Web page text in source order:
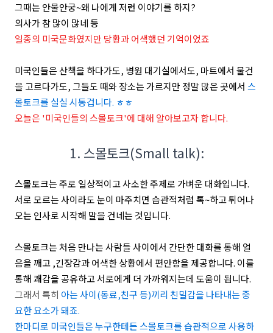
그때는 안물안궁~왜 나에게 저런 이야기를 하지?
의사가 참 많이 많네 등
일종의 미국문화였지만 당황과 어색했던 기억이었죠
미국인들은 산책을 하다가도, 병원 대기실에서도, 마트에서 물건
을 고르다가도, 그들도 때와 장소는 가르지만 정말 많은 곳에서 스
몰토크를 실실 시동겁니다. ㅎㅎ
오늘은 '미국인들의 스몰토크'에 대해 알아보고자 합니다.
1. 스몰토크(Small talk):
스몰토크는 주로 일상적이고 사소한 주제로 가벼운 대화입니다.
서로 모르는 사이라도 눈이 마주치면 습관적처럼 톡~하고 튀어나
오는 인사로 시작해 말을 건네는 것입니다.
스몰토크는 처음 만나는 사람들 사이에서 간단한 대화를 통해 얼
음을 깨고 ,긴장감과 어색한 상황에서 편안함을 제공합니다. 이를
통해 쾌감을 공유하고 서로에게 더 가까워지는데 도움이 됩니다.
그래서 특히 아는 사이(동료,친구 등)끼리 친밀감을 나타내는 중
요한 요소가 돼죠.
한마디로 미국인들은 누구한테든 스몰토크를 습관적으로 사용하